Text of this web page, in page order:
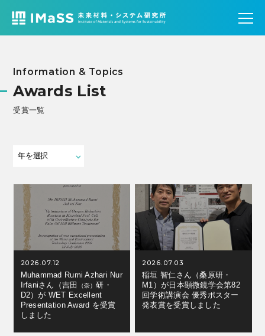
Information & Topics
Awards List
受賞一覧
2026.07.12
Muhammad Rumi Azhari Nur
Irfaniさん（吉田
（奈）研・
D2）が WET Excellent
Presentation Award を受賞
しました
2026.07.03
稲垣 智仁さん（桑原研・
M1）が日本顕微鏡学会第82
回学術講演会 優秀ポスター
発表賞を受賞しました